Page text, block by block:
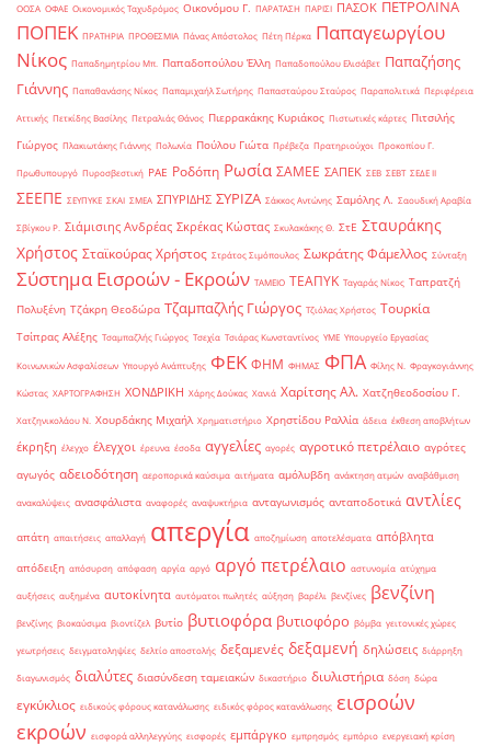
ΟΟΣΑ ΟΦΑΕ Οικονομικός Ταχυδρόμος Οικονόμου Γ. ΠΑΡΑΤΑΣΗ ΠΑΡΙΣΙ ΠΑΣΟΚ ΠΕΤΡΟΛΙΝΑ
ΠΟΠΕΚ ΠΡΑΤΗΡΙΑ ΠΡΟΘΕΣΜΙΑ Πάνας Απόστολος Πέτη Πέρκα Παπαγεωργίου
Νίκος Παπαδημητρίου Μπ. Παπαδοπούλου Έλλη Παπαδοπούλου Ελισάβετ Παπαζήσης
Γιάννης Παπαθανάσης Νίκος Παπαμιχαήλ Σωτήρης Παπασταύρου Σταύρος Παραπολιτικά Περιφέρεια
Αττικής Πετκίδης Βασίλης Πετραλιάς Θάνος Πιερρακάκης Κυριάκος Πιστωτικές κάρτες Πιτσιλής
Γιώργος Πλακιωτάκης Γιάννης Πολωνία Πούλου Γιώτα Πρέβεζα Πρατηριούχοι Προκοπίου Γ.
Πρωθυπουργό Πυροσβεστική ΡΑΕ Ροδόπη Ρωσία ΣΑΜΕΕ ΣΑΠΕΚ ΣΕΒ ΣΕΒΤ ΣΕΔΕ ΙΙ
ΣΕΕΠΕ ΣΕΥΠΥΚΕ ΣΚΑΙ ΣΜΕΑ ΣΠΥΡΙΔΗΣ ΣΥΡΙΖΑ Σάκκος Αντώνης Σαμόλης Λ. Σαουδική Αραβία
Σβίγκου Ρ. Σιάμισιης Ανδρέας Σκρέκας Κώστας Σκυλακάκης Θ. ΣτΕ Σταυράκης
Χρήστος Σταϊκούρας Χρήστος Στράτος Σιμόπουλος Σωκράτης Φάμελλος Σύνταξη
Σύστημα Εισροών - Εκροών ΤΑΜΕΙΟ ΤΕΑΠΥΚ Ταγαράς Νίκος Ταπρατζή
Πολυξένη Τζάκρη Θεοδώρα Τζαμπαζλής Γιώργος Τζιόλας Χρήστος Τουρκία
Τσίπρας Αλέξης Τσαμπαζλής Γιώργος Τσεχία Τσιάρας Κωνσταντίνος ΥΜΕ Υπουργείο Εργασίας
Κοινωνικών Ασφαλίσεων Υπουργό Ανάπτυξης ΦΕΚ ΦΗΜ ΦΗΜΑΣ ΦΠΑ Φίλης Ν. Φραγκογιάννης
Κώστας ΧΑΡΤΟΓΡΑΦΗΣΗ ΧΟΝΔΡΙΚΗ Χάρης Δούκας Χανιά Χαρίτσης Αλ. Χατζηθεοδοσίου Γ.
Χατζηνικολάου Ν. Χουρδάκης Μιχαήλ Χρηματιστήριο Χρηστίδου Ραλλία άδεια έκθεση αποβλήτων
έκρηξη έλεγχο έλεγχοι έρευνα έσοδα αγγελίες αγορές αγροτικό πετρέλαιο αγρότες
αγωγός αδειοδότηση αεροπορικά καύσιμα αιτήματα αμόλυβδη ανάκτηση ατμών αναβάθμιση
ανακαλύψεις ανασφάλιστα αναφορές αναψυκτήρια ανταγωνισμός ανταποδοτικά αντλίες
απάτη απαιτήσεις απαλλαγή απεργία αποζημίωση αποτελέσματα απόβλητα
απόδειξη απόσυρση απόφαση αργία αργό αργό πετρέλαιο αστυνομία ατύχημα
αυξήσεις αυξημένα αυτοκίνητα αυτόματοι πωλητές αύξηση βαρέλι βενζίνες βενζίνη
βενζίνης βιοκαύσιμα βιοντίζελ βυτίο βυτιοφόρα βυτιοφόρο βόμβα γειτονικές χώρες
γεωτρήσεις δειγματοληψίες δελτίο αποστολής δεξαμενές δεξαμενή δηλώσεις διάρρηξη
διαγωνισμός διαλύτες διασύνδεση ταμειακών δικαστήριο διυλιστήρια δόση δώρα
εγκύκλιος ειδικούς φόρους κατανάλωσης ειδικός φόρος κατανάλωσης εισροών
εκροών εισφορά αλληλεγγύης εισφορές εμπάργκο εμπρησμός εμπόριο ενεργειακή κρίση